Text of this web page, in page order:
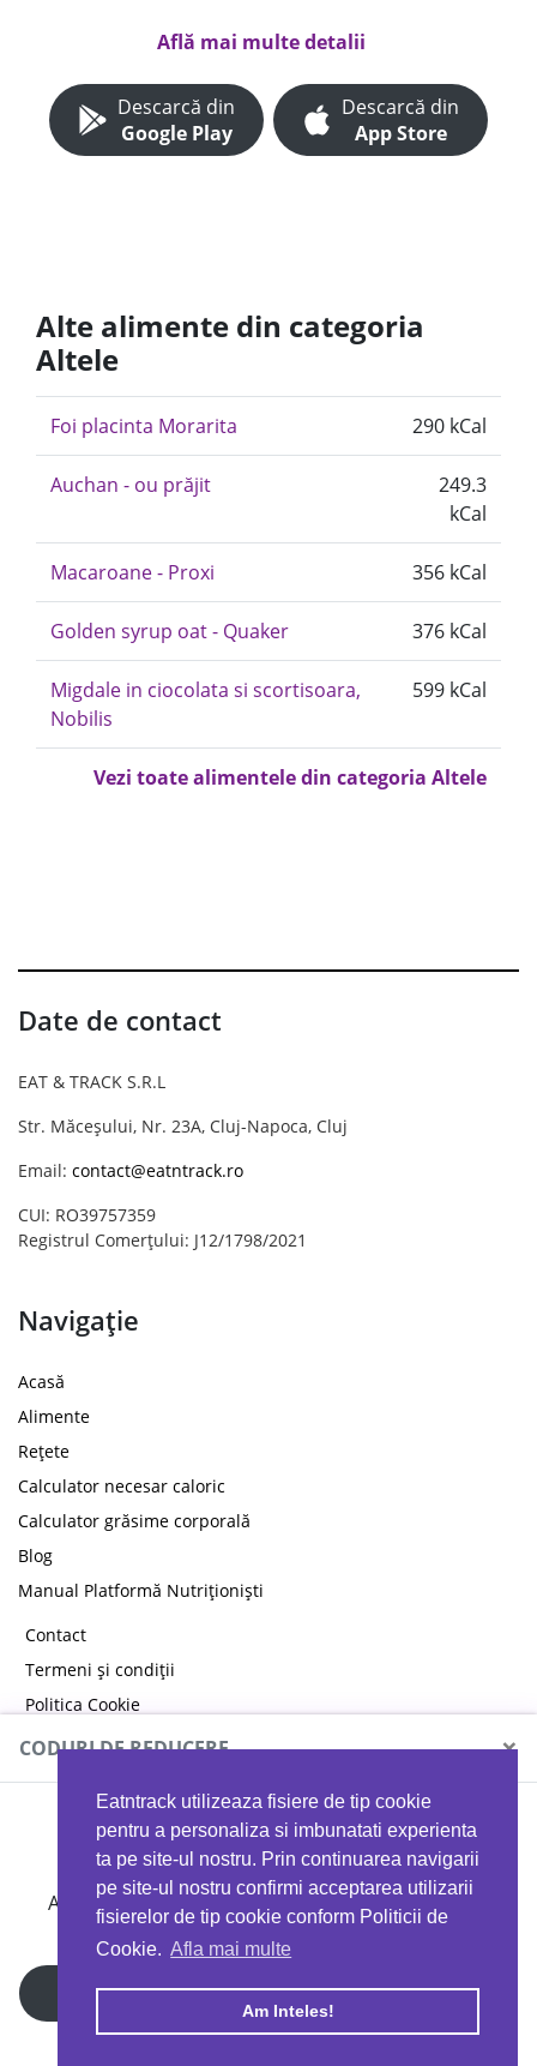
Eatntrack utilizeaza fisiere de tip cookie
pentru a personaliza si imbunatati experienta
ta pe site-ul nostru. Prin continuarea navigarii
pe site-ul nostru confirmi acceptarea utilizarii
fisierelor de tip cookie conform Politicii de
Cookie. Afla mai multe
Am Inteles!
Află mai multe detalii
Descarcă din
Google Play
Descarcă din
App Store
Alte alimente din categoria
Altele
Foi placinta Morarita 290 kCal
Auchan - ou prăjit
249.3
kCal
Macaroane - Proxi 356 kCal
Golden syrup oat - Quaker 376 kCal
Migdale in ciocolata si scortisoara,
Nobilis
599 kCal
Vezi toate alimentele din categoria Altele
Date de contact
EAT & TRACK S.R.L
Str. Măceșului, Nr. 23A, Cluj-Napoca, Cluj
Email: contact@eatntrack.ro
CUI: RO39757359
Registrul Comerțului: J12/1798/2021
Navigație
Acasă
Alimente
Rețete
Calculator necesar caloric
Calculator grăsime corporală
Blog
Manual Platformă Nutriționiști
Contact
Termeni și condiții
Politica Cookie
Politica de confidențialitate
Copyright © 2026 EAT & TRACK S.R.L
CODURI DE REDUCERE ×
MYPROTEIN
Ai 40%reducere la orice comandă folosind codul
EATTRACK
Profită acum